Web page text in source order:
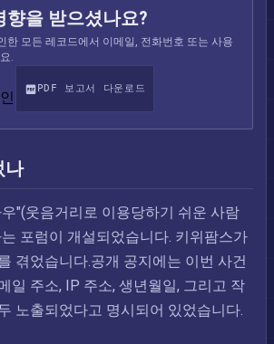
향을 받으셨나요?
한 모든 레코드에서 이메일, 전화번호 또는 사용
.
PDF 보고서 다운로드
나
"(웃음거리로 이용당하기 쉬운 사람
포럼이 개설되었습니다. 키위팜스가
겪었습니다.공개 공지에는 이번 사건
일 주소, IP 주소, 생년월일, 그리고 작
노출되었다고 명시되어 있었습니다.